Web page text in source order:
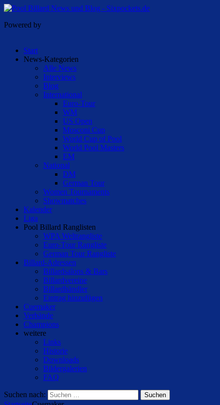
Powered by
Start
News-Kategorien
Alle News
Interviews
Blog
International
Euro-Tour
WM
US Open
Mosconi Cup
World Cup of Pool
World Pool Masters
EM
National
DM
German Tour
Women Tournaments
Showmatches
Kalender
Liga
Pool Billard Ranglisten
WPA Weltrangliste
Euro-Tour Rangliste
German Tour Rangliste
Billard-Adressen
Billardsalons & Bars
Billardvereine
Billardhändler
Eintrag hinzufügen
Cuemaker
Verbände
Champions
weitere
Links
Historie
Downloads
Bildergalerien
FAQ
Suchen nach: